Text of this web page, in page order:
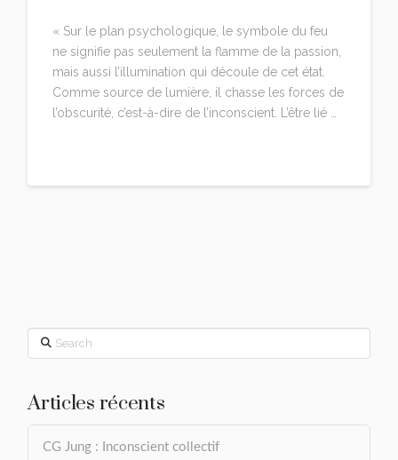
« Sur le plan psychologique, le symbole du feu
ne signifie pas seulement la flamme de la passion,
mais aussi l’illumination qui découle de cet état.
Comme source de lumière, il chasse les forces de
l’obscurité, c’est-à-dire de l’inconscient. L’être lié …
Search
Articles récents
CG Jung : Inconscient collectif